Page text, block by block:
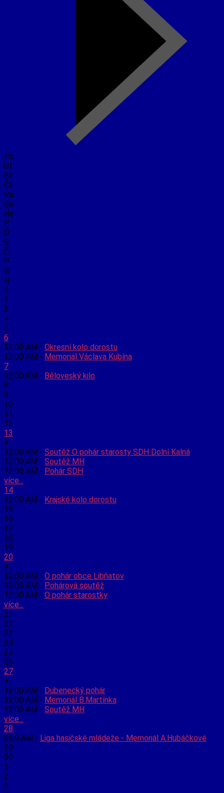
Po
Út
St
Čt
Pá
So
Ne
P
Ú
S
Č
P
S
N
1
2
3
4
5
6
12:00 AM - Okresní kolo dorostu
12:00 AM - Memoriál Václava Kubína
7
12:00 AM - Běloveský kilo
8
9
10
11
12
13
+
12:00 AM - Soutěž O pohár starosty SDH Dolní Kalná
12:00 AM - Soutěž MH
12:00 AM - Pohár SDH
více...
14
12:00 AM - Krajské kolo dorostu
15
16
17
18
19
20
+
12:00 AM - O pohár obce Libňatov
12:00 AM - Pohárová soutěž
12:00 AM - O pohár starostky
více...
21
22
23
24
25
26
27
+
12:00 AM - Dubenecký pohár
12:00 AM - Memoriál B.Martínka
12:00 AM - Soutěž MH
více...
28
8:00 AM - Liga hasičské mládeže - Memoriál A.Hubáčkové
29
30
1
2
3